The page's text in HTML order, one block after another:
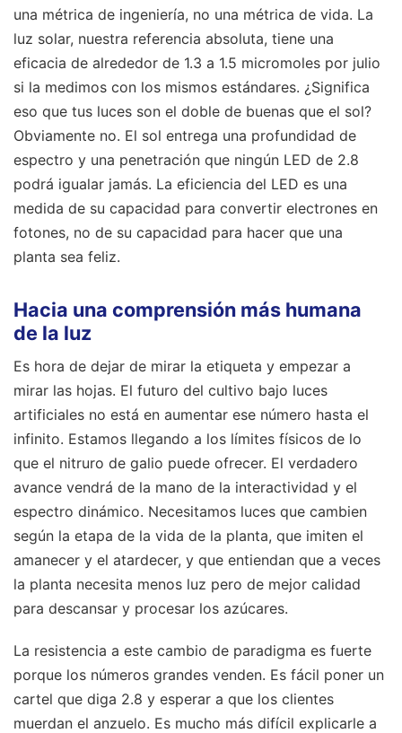
una métrica de ingeniería, no una métrica de vida. La
luz solar, nuestra referencia absoluta, tiene una
eficacia de alrededor de 1.3 a 1.5 micromoles por julio
si la medimos con los mismos estándares. ¿Significa
eso que tus luces son el doble de buenas que el sol?
Obviamente no. El sol entrega una profundidad de
espectro y una penetración que ningún LED de 2.8
podrá igualar jamás. La eficiencia del LED es una
medida de su capacidad para convertir electrones en
fotones, no de su capacidad para hacer que una
planta sea feliz.
Hacia una comprensión más humana
de la luz
Es hora de dejar de mirar la etiqueta y empezar a
mirar las hojas. El futuro del cultivo bajo luces
artificiales no está en aumentar ese número hasta el
infinito. Estamos llegando a los límites físicos de lo
que el nitruro de galio puede ofrecer. El verdadero
avance vendrá de la mano de la interactividad y el
espectro dinámico. Necesitamos luces que cambien
según la etapa de la vida de la planta, que imiten el
amanecer y el atardecer, y que entiendan que a veces
la planta necesita menos luz pero de mejor calidad
para descansar y procesar los azúcares.
La resistencia a este cambio de paradigma es fuerte
porque los números grandes venden. Es fácil poner un
cartel que diga 2.8 y esperar a que los clientes
muerdan el anzuelo. Es mucho más difícil explicarle a